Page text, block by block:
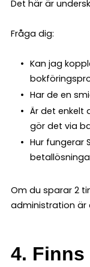
Det här är
Fråga dig:
Kan jag
Har de en
Är det
gör det via
Hur fungerar
Om du sparar 2
administration är
4.